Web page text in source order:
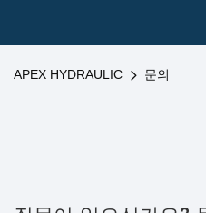
APEX HYDRAULIC 문의